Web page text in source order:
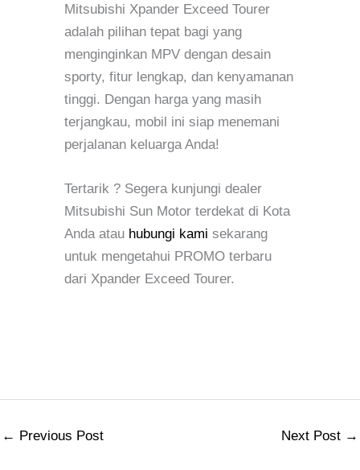
Mitsubishi Xpander Exceed Tourer
adalah pilihan tepat bagi yang
menginginkan MPV dengan desain
sporty, fitur lengkap, dan kenyamanan
tinggi. Dengan harga yang masih
terjangkau, mobil ini siap menemani
perjalanan keluarga Anda!
Tertarik ? Segera kunjungi dealer
Mitsubishi Sun Motor terdekat di Kota
Anda atau hubungi kami sekarang
untuk mengetahui PROMO terbaru
dari Xpander Exceed Tourer.
← Previous Post Next Post →